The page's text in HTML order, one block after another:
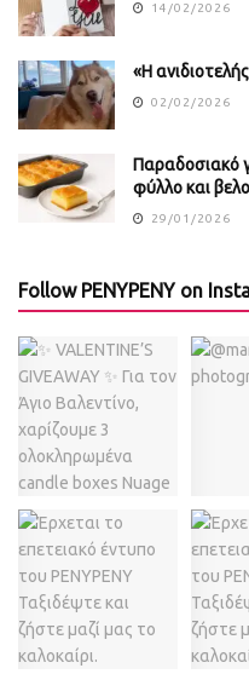
14/02/2026
«Η
02/02/2026
Παραδοσιακό
φύλλο και
29/01/2026
Follow PENYPENY on